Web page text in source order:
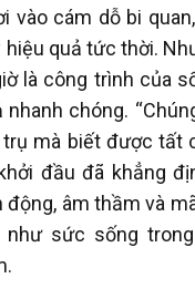
vào cám dỗ bi
hiệu quả tức thời.
là công trình của
chóng.
mà biết được tất
đầu đã khẳng
động, âm thầm và
như sức sống